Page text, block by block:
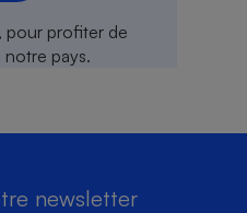
newsletter